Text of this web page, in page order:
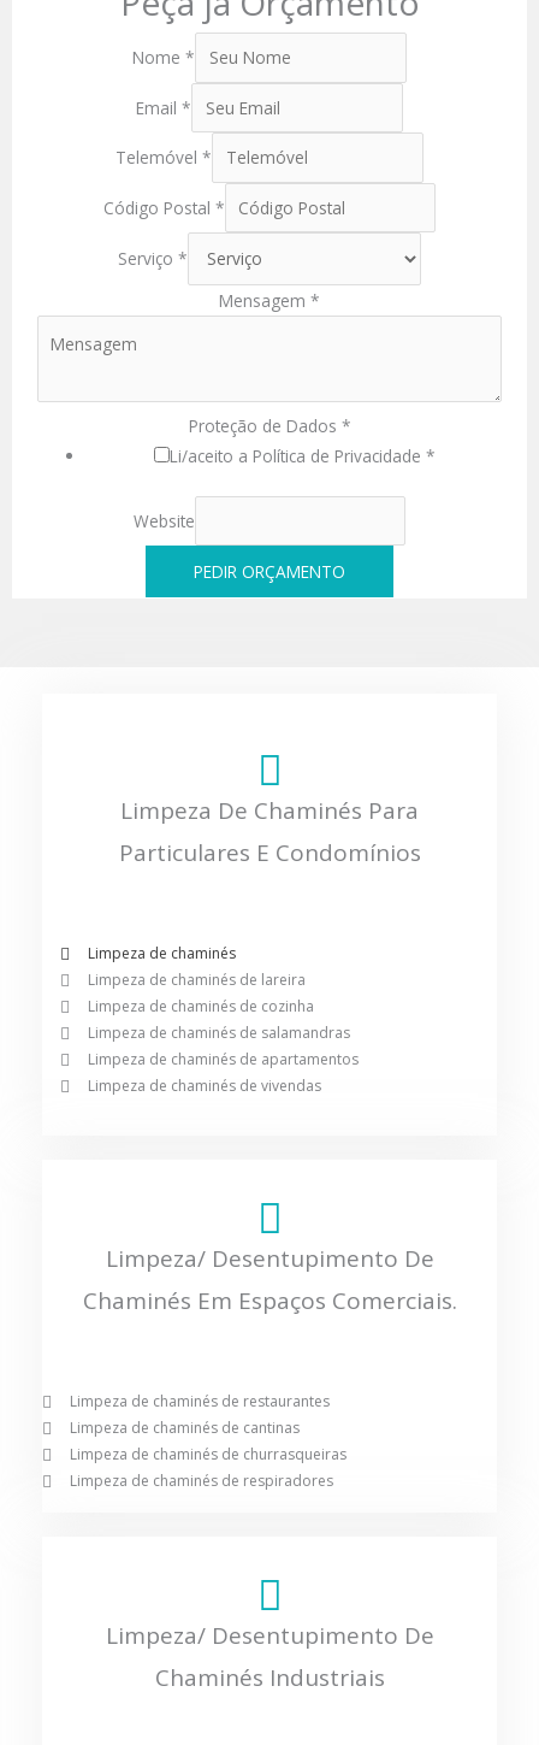
Nome*
Email*
Telemóvel*
Código Postal *
Serviço*
Mensagem *
Proteção de Dados *
Li/aceito a Política de Privacidade *
Website
PEDIR ORÇAMENTO
Limpeza De Chaminés Para
Particulares E Condomínios
Limpeza de chaminés
Limpeza de chaminés de lareira
Limpeza de chaminés de cozinha
Limpeza de chaminés de salamandras
Limpeza de chaminés de apartamentos
Limpeza de chaminés de vivendas
Limpeza/ Desentupimento De
Chaminés Em Espaços Comerciais.
Limpeza de chaminés de restaurantes
Limpeza de chaminés de cantinas
Limpeza de chaminés de churrasqueiras
Limpeza de chaminés de respiradores
Limpeza/ Desentupimento De
Chaminés Industriais